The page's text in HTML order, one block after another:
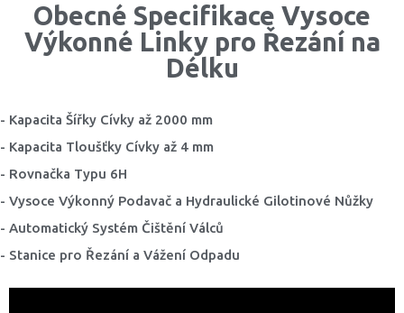
Obecné Specifikace Vysoce
Výkonné Linky pro Řezání na
Délku
- Kapacita Šířky Cívky až 2000 mm
- Kapacita Tloušťky Cívky až 4 mm
- Rovnačka Typu 6H
- Vysoce Výkonný Podavač a Hydraulické Gilotinové Nůžky
- Automatický Systém Čištění Válců
- Stanice pro Řezání a Vážení Odpadu